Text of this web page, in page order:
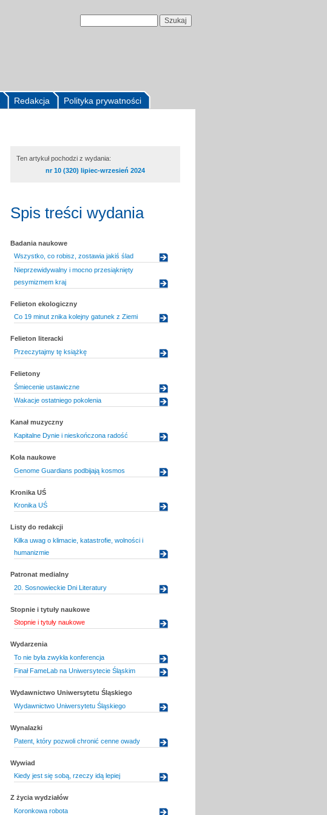
Polityka prywatności
Redakcja
Ten artykuł pochodzi z wydania:
nr 10 (320) lipiec-wrzesień 2024
Spis treści wydania
Badania naukowe
Wszystko, co robisz, zostawia jakiś ślad
Nieprzewidywalny i mocno przesiąknięty
pesymizmem kraj
Felieton ekologiczny
Co 19 minut znika kolejny gatunek z Ziemi
Felieton literacki
Przeczytajmy tę książkę
Felietony
Śmiecenie ustawiczne
Wakacje ostatniego pokolenia
Kanał muzyczny
Kapitalne Dynie i nieskończona radość
Koła naukowe
Genome Guardians podbijają kosmos
Kronika UŚ
Kronika UŚ
Listy do redakcji
Kilka uwag o klimacie, katastrofie, wolności i
humanizmie
Patronat medialny
20. Sosnowieckie Dni Literatury
Stopnie i tytuły naukowe
Stopnie i tytuły naukowe
Wydarzenia
To nie była zwykła konferencja
Finał FameLab na Uniwersytecie Śląskim
Wydawnictwo Uniwersytetu Śląskiego
Wydawnictwo Uniwersytetu Śląskiego
Wynalazki
Patent, który pozwoli chronić cenne owady
Wywiad
Kiedy jest się sobą, rzeczy idą lepiej
Z życia wydziałów
Koronkowa robota